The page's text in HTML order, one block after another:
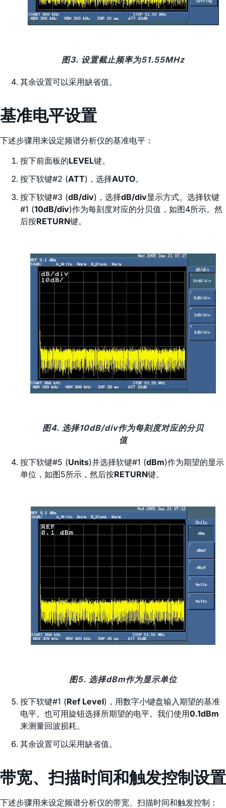
图3. 设置截止频率为51.55MHz
其余设置可以采用缺省值。
基准电平设置
下述步骤用来设定频谱分析仪的基准电平：
按下前面板的LEVEL键。
按下软键#2 (ATT)，选择AUTO。
按下软键#3 (dB/div)，选择dB/div显示方式。选择软键
#1 (10dB/div)作为每刻度对应的分贝值，如图4所示。然
后按RETURN键。
图4. 选择10dB/div作为每刻度对应的分贝
值
按下软键#5 (Units)并选择软键#1 (dBm)作为期望的显示
单位，如图5所示，然后按RETURN键。
图5. 选择dBm作为显示单位
按下软键#1 (Ref Level)，用数字小键盘输入期望的基准
电平。也可用旋钮选择所期望的电平。我们使用0.1dBm
来测量回波损耗。
其余设置可以采用缺省值。
带宽、扫描时间和触发控制设置
下述步骤用来设定频谱分析仪的带宽、扫描时间和触发控制：